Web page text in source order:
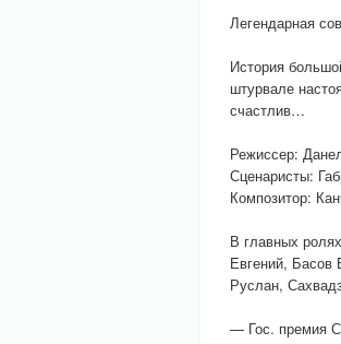
Легендарная
История
штурвале
счастлив…
Режиссер:
Сценаристы:
Композитор:
В главных
Евгений,
Руслан,
— Гос. премия